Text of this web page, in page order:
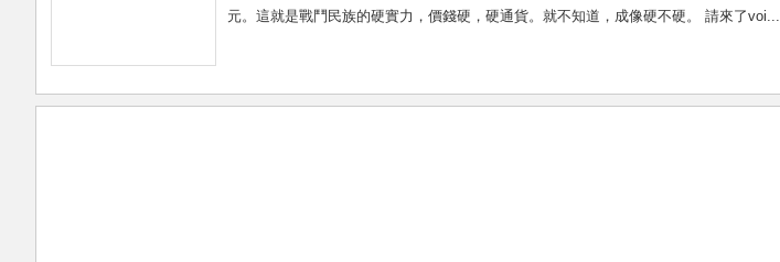
元。這就是戰鬥民族的硬實力，價錢硬，硬通貨。就不知道，成像硬不硬。 請來了voi...